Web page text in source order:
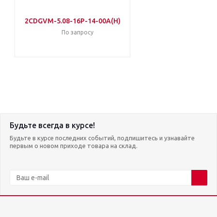
2CDGVM-5.08-16P-14-00A(H)
По запросу
Будьте всегда в курсе!
Будьте в курсе последних событий, подпишитесь и узнавайте
первым о новом приходе товара на склад.